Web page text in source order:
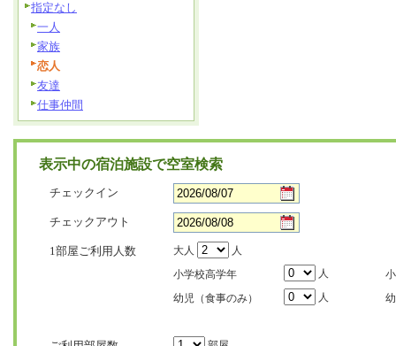
指定なし
一人
家族
恋人
友達
仕事仲間
表示中の宿泊施設で空室検索
チェックイン
チェックアウト
1部屋ご利用人数 大人
人
小学校高学年
人
幼児（食事のみ）
人